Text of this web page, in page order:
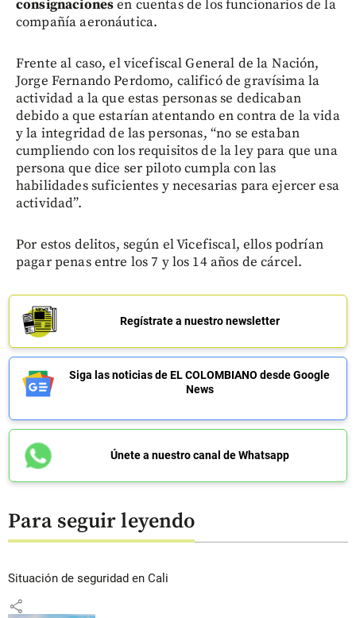
consignacionesen cuentas de los funcionarios de la
compañía aeronáutica.
Frente al caso, el vicefiscal General de la Nación,
Jorge Fernando Perdomo, calificó de gravísima la
actividad a la que estas personas se dedicaban
debido a que estarían atentando en contra de la vida
y la integridad de las personas, “no se estaban
cumpliendo con los requisitos de la ley para que una
persona que dice ser piloto cumpla con las
habilidades suficientes y necesarias para ejercer esa
actividad”.
Por estos delitos, según el Vicefiscal, ellos podrían
pagar penas entre los 7 y los 14 años de cárcel.
Regístrate a nuestro newsletter
Siga las noticias de EL COLOMBIANO desde Google
News
Únete a nuestro canal de Whatsapp
Para seguir leyendo
Situación de seguridad en Cali
share